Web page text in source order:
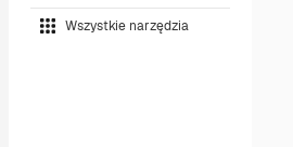
Wszystkie narzędzia